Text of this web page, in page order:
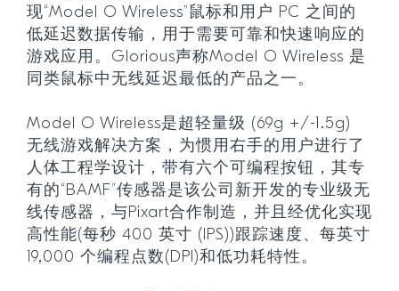
现“Model O Wireless”鼠标和用户 PC 之间的
低延迟数据传输，用于需要可靠和快速响应的
游戏应用。Glorious声称Model O Wireless 是
同类鼠标中无线延迟最低的产品之一。
Model O Wireless是超轻量级 (69g +/-1.5g)
无线游戏解决方案，为惯用右手的用户进行了
人体工程学设计，带有六个可编程按钮，其专
有的“BAMF”传感器是该公司新开发的专业级无
线传感器，与Pixart合作制造，并且经优化实现
高性能(每秒 400 英寸 (IPS))跟踪速度、每英寸
19,000 个编程点数(DPI)和低功耗特性。